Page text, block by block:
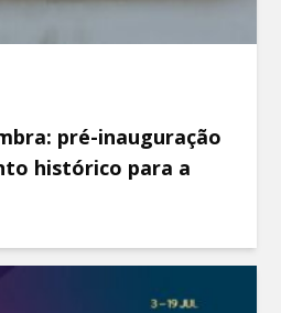
pré-inauguração
histórico para a